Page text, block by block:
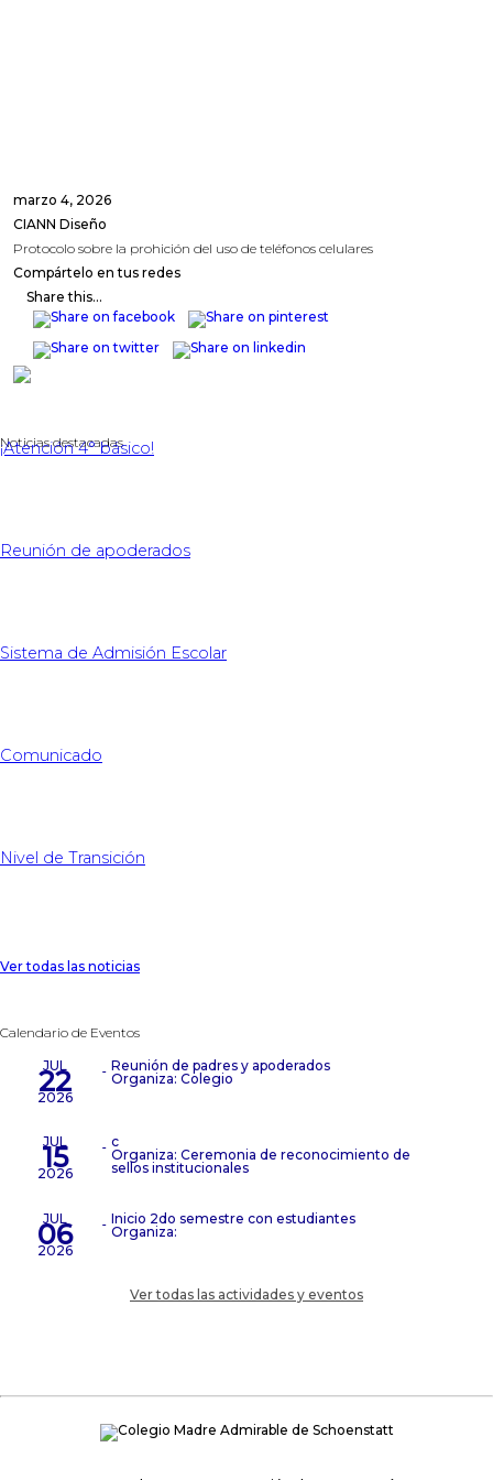
marzo 4, 2026
CIANN Diseño
Protocolo sobre la prohición del uso de teléfonos celulares
Compártelo en tus redes
Share this...
Noticias destacadas
¡Atención 4° básico!
Reunión de apoderados
Sistema de Admisión Escolar
Comunicado
Nivel de Transición
Ver todas las noticias
Calendario de Eventos
JUL
22
2026
Reunión de padres y apoderados
Organiza: Colegio
JUL
15
2026
c
Organiza: Ceremonia de reconocimiento de
sellos institucionales
JUL
06
2026
Inicio 2do semestre con estudiantes
Organiza:
Ver todas las actividades y eventos